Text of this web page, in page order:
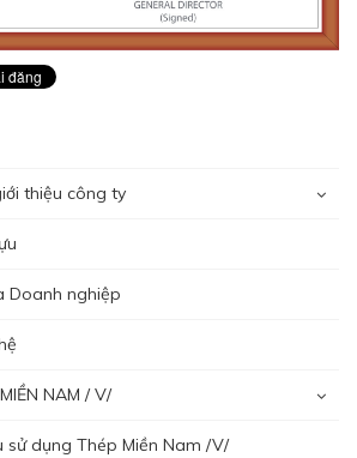
thiệu công ty
Doanh nghiệp
NAM / V/
sử dụng Thép Miền Nam /V/